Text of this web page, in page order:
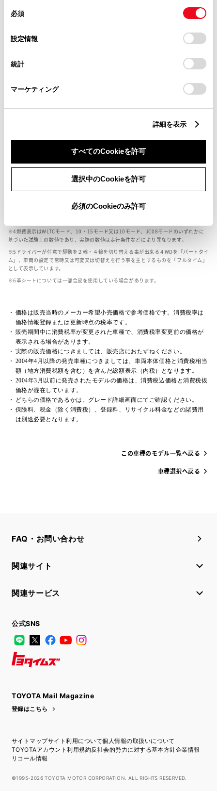
デバイスにすべてのCookie(クッキー)が保存されることに同
意したことになります。Cookie(クッキー)のオプトアウト、
設定の変更、同意を撤回したりするにあたっては、当社の
「Cookie（クッキー）情報の取り扱いについて
」をご覧くだ
必須
設定情報
統計
マーケティング
詳細を表示
すべてのCookieを許可
選択中のCookieを許可
必須のCookieのみ許可
燃料・性能・詳細スペック
装備・オプション
ボディカラー
車の種類、仕様により数値が複数ある場合とサスペンション形式などにより、ホイ
ールベースが左右で数値が異なる場合がございます。
エンジン仕様により、×2の表記がしてある場合がございます。（ロータリーエンジ
車の種類、仕様により燃料タンクが二つある場合と異なる燃料タンクが二つある場
燃費表示はWLTCモード、10・15モード又は10モード、JC08モードのいずれかに
基づいた試験上の数値であり、実際の数値は走行条件などにより異なります。
ドライバーが任意で駆動を２輪・４輪を切り替える事が出来る４WDを「パートタイ
ム」、車両の設定で常時又は可変又は切替えを行う事を主とするものを「フルタイム」
として表示しています。
革シートについては一部合皮を使用している場合があります。
価格は販売当時のメーカー希望小売価格で参考価格です。消費税率は
価格情報登録または更新時点の税率です。
販売期間中に消費税率が変更された車種で、消費税率変更前の価格が
表示される場合があります。
実際の販売価格につきましては、販売店におたずねください。
2004年4月以降の発売車種につきましては、車両本体価格と消費税相当
額（地方消費税額を含む）を含んだ総額表示（内税）となります。
2004年3月以前に発売されたモデルの価格は、消費税込価格と消費税抜
価格が混在しています。
どちらの価格であるかは、グレード詳細画面にてご確認ください。
保険料、税金（除く消費税）、登録料、リサイクル料金などの諸費用
は別途必要となります。
この車種のモデル一覧へ戻る
車種選択へ戻る
FAQ・お問い合わせ
関連サイト
関連サービス
公式SNS
LINE
X FacebookYouTube
TOYOTA Mail Magazine
登録はこちら
サイトマップサイト利用について個人情報の取扱いについて
TOYOTAアカウント利用規約反社会的勢力に対する基本方針企業情報
リコール情報
©1995-2026 TOYOTA MOTOR CORPORATION. ALL RIGHTS RESERVED.